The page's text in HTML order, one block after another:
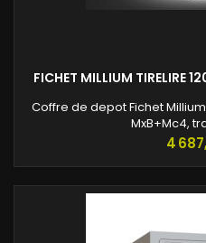
FICHET MILLIUM TIRELIRE
Coffre de depot Fichet
MxB+Mc4,
Prix
4